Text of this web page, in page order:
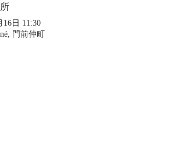
16日 11:30
門前仲町